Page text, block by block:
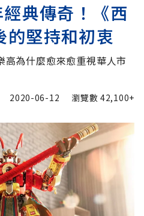
典傳奇！《西
的堅持和初衷
為什麼愈來愈重視華人市
2020-06-12 瀏覽數42,100+